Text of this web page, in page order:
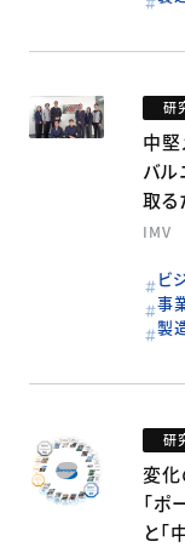
研
中
バル
取
略
IMV
ビ
事
製
研
変化
「ポ
と